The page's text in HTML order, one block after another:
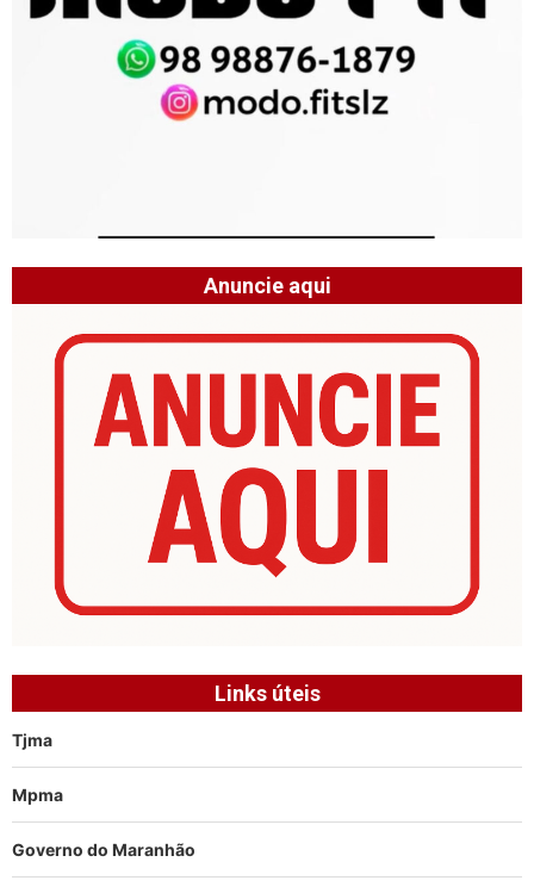
Anuncie aqui
Links úteis
Tjma
Mpma
Governo do Maranhão